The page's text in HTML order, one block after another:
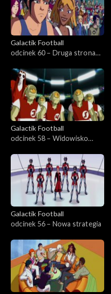
Galactik Football
odcinek 60 – Druga strona
Galactik Football
odcinek 58 – Widowisko
Galactik Football
odcinek 56 – Nowa strategia